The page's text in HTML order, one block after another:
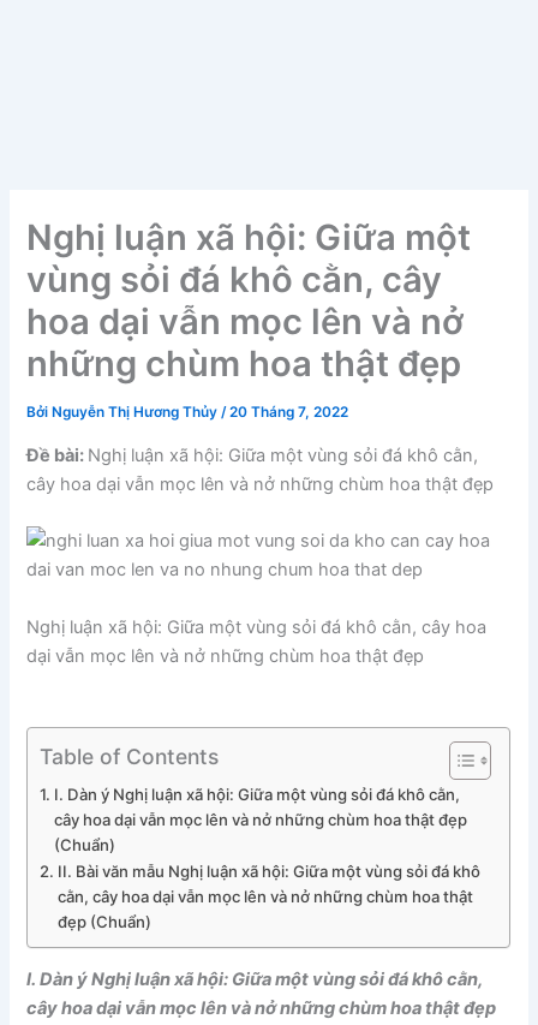
Nghị luận xã hội: Giữa một
vùng sỏi đá khô cằn, cây
hoa dại vẫn mọc lên và nở
những chùm hoa thật đẹp
Bởi Nguyễn Thị Hương Thủy/20 Tháng 7, 2022
Đề bài: Nghị luận xã hội: Giữa một vùng sỏi đá khô cằn,
cây hoa dại vẫn mọc lên và nở những chùm hoa thật đẹp
Nghị luận xã hội: Giữa một vùng sỏi đá khô cằn, cây hoa
dại vẫn mọc lên và nở những chùm hoa thật đẹp
Table of Contents
I. Dàn ý Nghị luận xã hội: Giữa một vùng sỏi đá khô cằn,
cây hoa dại vẫn mọc lên và nở những chùm hoa thật đẹp
(Chuẩn)
II. Bài văn mẫu Nghị luận xã hội: Giữa một vùng sỏi đá khô
cằn, cây hoa dại vẫn mọc lên và nở những chùm hoa thật
đẹp (Chuẩn)
I. Dàn ý Nghị luận xã hội: Giữa một vùng sỏi đá khô cằn,
cây hoa dại vẫn mọc lên và nở những chùm hoa thật đẹp